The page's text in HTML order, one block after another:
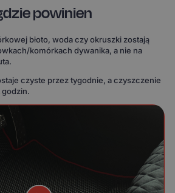
powinien
błoto, woda czy okruszki zostają
komórkach dywanika, a nie na
czyste przez tygodnie, a czyszczenie
godzin.